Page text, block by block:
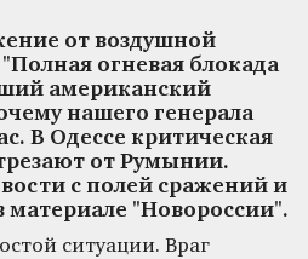
от воздушной
огневая блокада
американский
нашего генерала
В Одессе критическая
от Румынии.
с полей сражений и
материале "Новороссии".
ситуации. Враг